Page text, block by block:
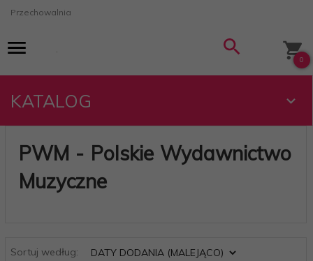
Przechowalnia
0
KATALOG
PWM - Polskie Wydawnictwo
Muzyczne
Sortuj według:
sort